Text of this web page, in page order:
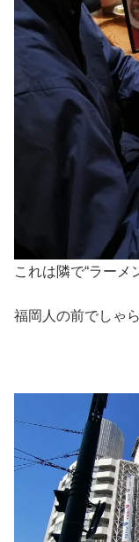
これは隣で“ラーメ
福岡人の前でしゃ